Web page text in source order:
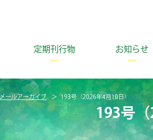
定期刊行物 お知らせ
メールアーカイブ 193号（2026年4月10日）
193号